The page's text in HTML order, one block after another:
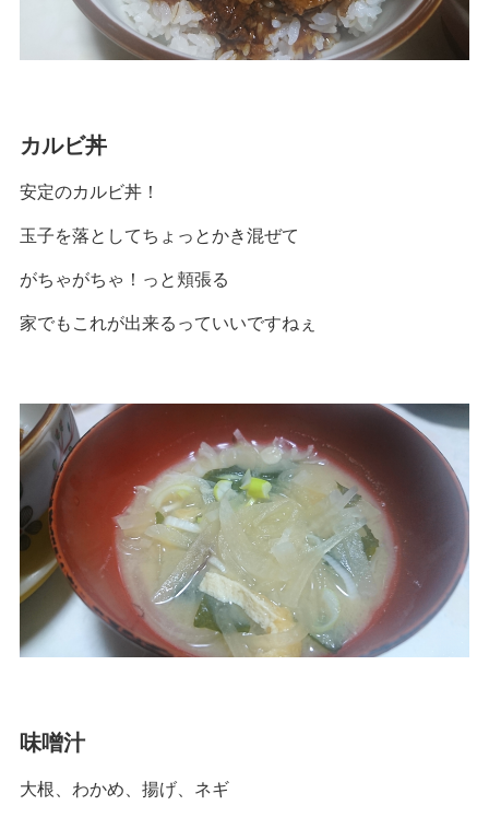
カルビ丼
安定のカルビ丼！
玉子を落としてちょっとかき混ぜて
がちゃがちゃ！っと頬張る
家でもこれが出来るっていいですねぇ
味噌汁
大根、わかめ、揚げ、ネギ